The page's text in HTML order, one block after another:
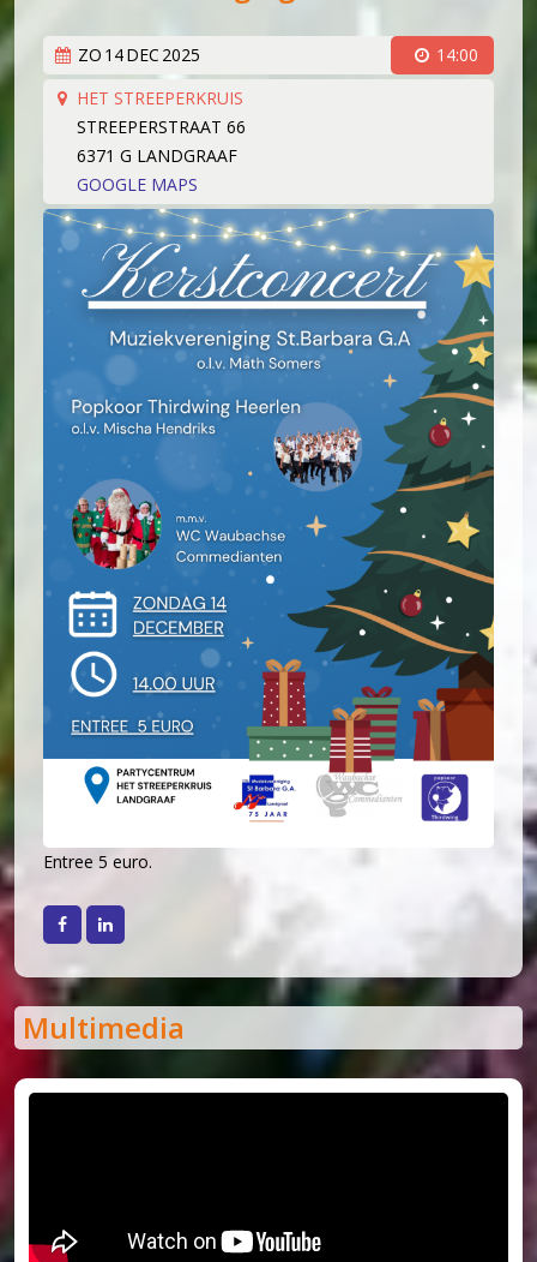
Begeleidingsband
Bestuur
Lid worden
Boekingen
Geschiedenis
Geschiedenis
Hoe het begon (1981)
Een 'echt' koor (1983)
Werken aan kwaliteit (1994)
Wereldlijke optredens (2003)
Thirdwing 25 jaar jong (2006)
Verhuizing (2007)
Dirigentenwisseling en druk jaar (2009-2010)
30 jaar en springlevend (2011-2012)
'Popkoor' Thirdwing (2013)
Dubbele dirigentenwissel (2015-2016)
De concertcommissie (2017-2018)
Musical Sing-Along en Corona (2019-2021)
Stabiliteit (2022-2024)
ZO 14DEC 2025
14:00
HET STREEPERKRUIS
STREEPERSTRAAT 66
6371 G LANDGRAAF
GOOGLE MAPS
Entree 5 euro.
Facebook
Multimedia